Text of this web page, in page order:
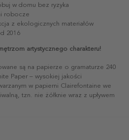
w domu bez ryzyka
robocze
z ekologicznych materiałów
2016
artystycznego charakteru!
są na papierze o gramaturze 240
Paper – wysokiej jakości
w papierni Clairefontaine we
tzn. nie żółknie wraz z upływem